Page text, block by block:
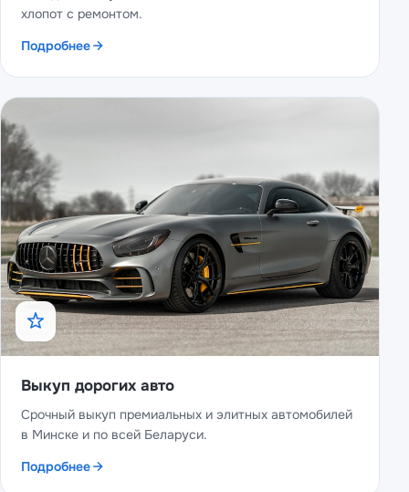
хлопот с ремонтом.
Подробнее
Выкуп дорогих авто
Срочный выкуп премиальных и элитных автомобилей
в Минске и по всей Беларуси.
Подробнее